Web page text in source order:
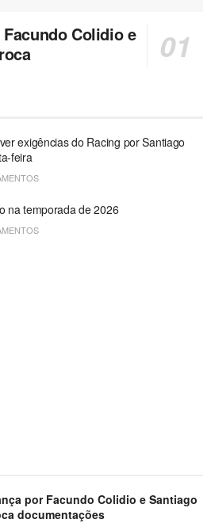
Colidio e
exigências do Racing por Santiago
feira
na temporada de 2026
por Facundo Colidio e Santiago
documentações